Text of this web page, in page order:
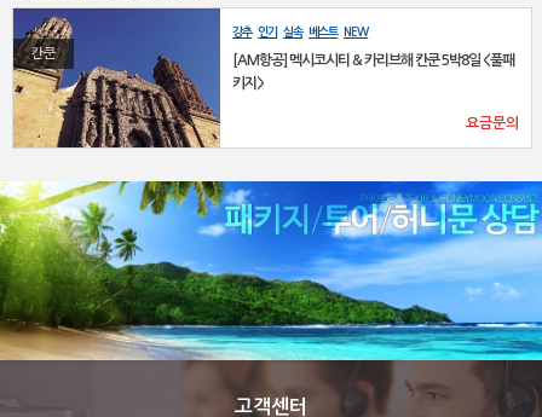
칸쿤
강추 인기 실속 베스트 NEW
[AM항공] 멕시코시티 & 카리브해 칸쿤 5박8일 <풀패
키지>
요금문의
고객센터